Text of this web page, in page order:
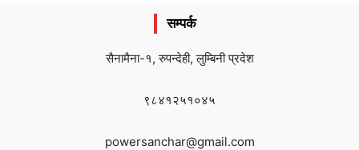
सम्पर्क
सैनामैना-१, रुपन्देही, लुम्बिनी प्रदेश
९८४१२५१०४५
powersanchar@gmail.com